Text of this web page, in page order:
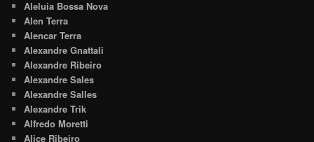
Aleluia Bossa Nova
Alen Terra
Alencar Terra
Alexandre Gnattali
Alexandre Ribeiro
Alexandre Sales
Alexandre Salles
Alexandre Trik
Alfredo Moretti
Alice Ribeiro